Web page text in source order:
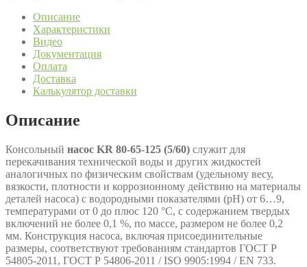
Описание
Характеристики
Видео
Документация
Оплата
Доставка
Калькулятор доставки
Описание
Консольный насос KR 80-65-125 (5/60) служит для
перекачивания технической воды и других жидкостей
аналогичных по физическим свойствам (удельному весу,
вязкости, плотности и коррозионному действию на материалы
деталей насоса) с водородными показателями (рН) от 6…9,
температурами от 0 до плюс 120 °С, с содержанием твердых
включений не более 0,1 %, по массе, размером не более 0,2
мм. Конструкция насоса, включая присоединительные
размеры, соответствуют требованиям стандартов ГОСТ Р
54805-2011, ГОСТ Р 54806-2011 / ISO 9905:1994 / EN 733.